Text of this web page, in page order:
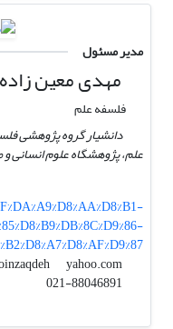
مدیر مسئول
مهدی معین زاده
فلسفه علم
دانشیار گروه پژوهشی
علم، پژوهشگاه علوم انسانی
dr-moinzaqdeh
yahoo.com